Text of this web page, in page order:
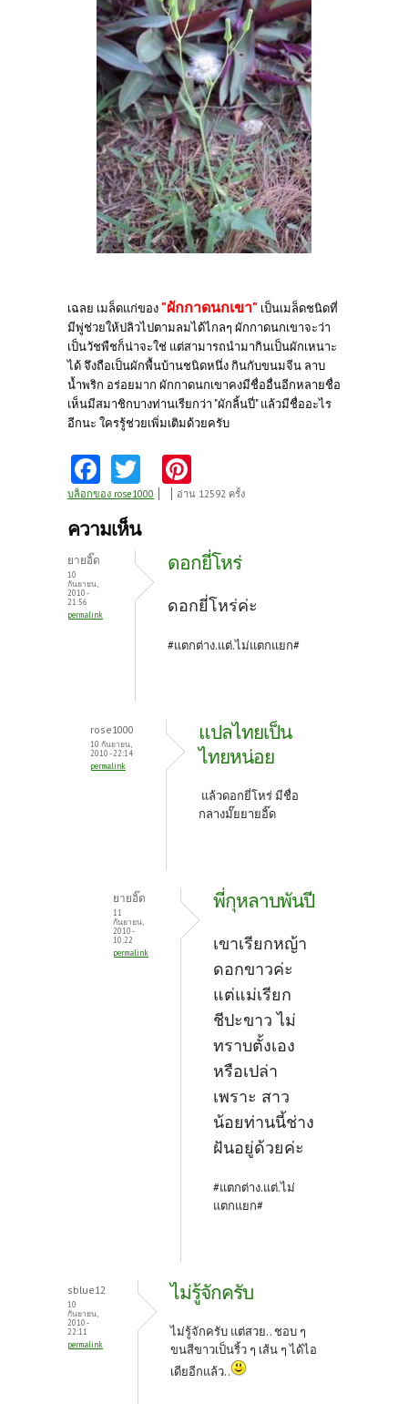
เฉลย เมล็ดแก่ของ "ผักกาดนกเขา" เป็นเมล็ดชนิดที่
มีพู่ช่วยให้ปลิวไปตามลมได้ไกลๆ ผักกาดนกเขาจะว่า
เป็นวัชพืชก็น่าจะใช่ แต่สามารถนำมากินเป็นผักเหนาะ
ได้ จึงถือเป็นผักพื้นบ้านชนิดหนึ่ง กินกับขนมจีน ลาบ
น้ำพริก อร่อยมาก ผักกาดนกเขาคงมีชื่ออื่นอีกหลายชื่อ
เห็นมีสมาชิกบางท่านเรียกว่า "ผักลิ้นปี่" แล้วมีชื่ออะไร
อีกนะ ใครรู้ช่วยเพิ่มเติมด้วยครับ
Fa
ce
b
k
w
itt
nt
es
t
บล็อกของ rose1000 อ่าน 12592 ครั้ง
ความเห็น
ยายอิ๊ด
10
กันยายน,
2010 -
21:56
permalink
ดอกยี่โหร่
ดอกยี่โหร่ค่ะ
#แตกต่าง.แต่.ไม่แตกแยก#
rose1000
10 กันยายน,
2010 - 22:14
permalink
แปลไทยเป็น
ไทยหน่อย
แล้วดอกยี่โหร่ มีชื่อ
กลางมั๊ยยายอิ๊ด
ยายอิ๊ด
11
กันยายน,
2010 -
10:22
permalink
พี่กุหลาบพันปี
เขาเรียกหญ้า
ดอกขาวค่ะ
แต่แม่เรียก
ชีปะขาว ไม่
ทราบตั้งเอง
หรือเปล่า
เพราะ สาว
น้อยท่านนี้ช่าง
ฝันอยู่ด้วยค่ะ
#แตกต่าง.แต่.ไม่
แตกแยก#
sblue12
10
กันยายน,
2010 -
22:11
permalink
ไม่รู้จักครับ
ไม่รู้จักครับ แต่สวย.. ชอบ ๆ
ขนสีขาวเป็นริ้ว ๆ เส้น ๆ ได้ไอ
เดียอีกแล้ว..